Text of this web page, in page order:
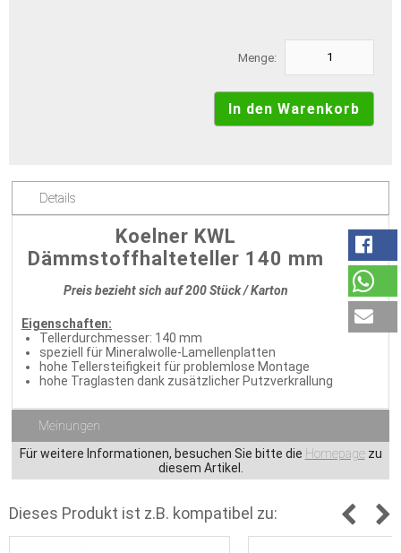
Menge:
Details
Koelner KWL
Dämmstoffhalteteller 140 mm
Preis bezieht sich auf 200 Stück / Karton
Eigenschaften:
Tellerdurchmesser: 140 mm
speziell für Mineralwolle-Lamellenplatten
hohe Tellersteifigkeit für problemlose Montage
hohe Traglasten dank zusätzlicher Putzverkrallung
Meinungen
Für weitere Informationen, besuchen Sie bitte die Homepagezu
diesem Artikel.
Dieses Produkt ist z.B. kompatibel zu: